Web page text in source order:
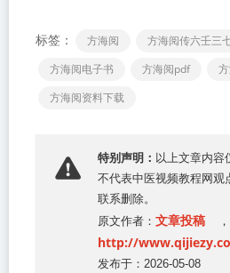
标签： 方海阅 方海阅传六壬三
方海阅电子书
方海阅pdf
方海阅资料下载
特别声明： 以上文章内容
不代表中医视频教程网观
联系删除。
原文作者： 文章投稿
http://
发布于：2026-05-08